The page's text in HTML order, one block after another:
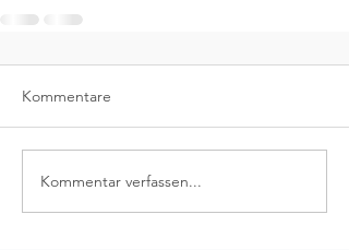
Kommentare
Kommentar verfassen...